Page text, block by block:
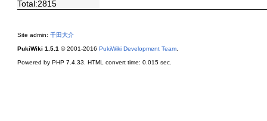
Total:2815
Site admin: 千田大介
PukiWiki 1.5.1 © 2001-2016 PukiWiki Development Team.
Powered by PHP 7.4.33. HTML convert time: 0.015 sec.